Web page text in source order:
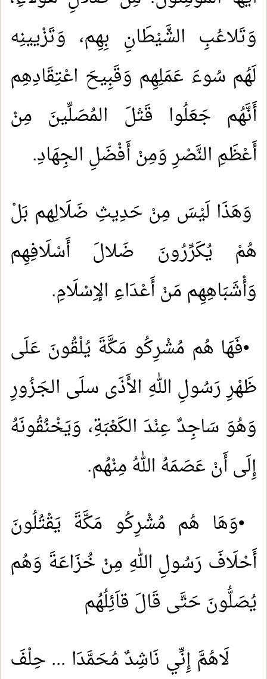
وَتَلاعُبِ الشَّيْطَانِ بِهِم، وَتَزْيينِه
لَهُم سُوءَ عَمَلِهِم وَقَبِيحَ اعْتِقَادِهِم
أَنَّهُم جَعَلُوا قَتْلَ المُصَلِّينَ مِنْ
أَعْظَمِ النَّصْرِ وَمِنْ أَفْضَلِ الجِهَادِ.
وَهَذَا لَيْسَ مِنْ حَدِيثِ ضَلَالِهم بَلْ
هُمْ يُكَرِّرُونَ ضَلالَ أَسْلَافِهِم
وَأْشَبَاهِهِم مَنْ أَعْدَاءِ الإِسْلَامِ.
•فَهَا هُم مُشْرِكُو مَكَّةَ يُلْقُونَ عَلَى
ظَهْرِ رَسُولِ اللهِ الأَذَى سلَى الجَزُورِ
وَهُوَ سَاجِدٌ عِنْدَ الكَعْبَةِ، وَيَخْنُقُونَهُ
إِلَى أَنْ عَصَمَهُ اللهُ مِنْهُم.
•وَهَا هُم مُشْرِكُو مَكَّةَ يَقْتُلُونَ
أَحْلَافَ رَسُولِ اللهِ مِنْ خُزَاعَةَ وَهُم
يُصَلُّونَ حَتَّى قَالَ قاَئِلُهُم
لَاهُمَّ إِنِّي نَاشِدٌ مُحَمَّدَا ... حِلْفَ